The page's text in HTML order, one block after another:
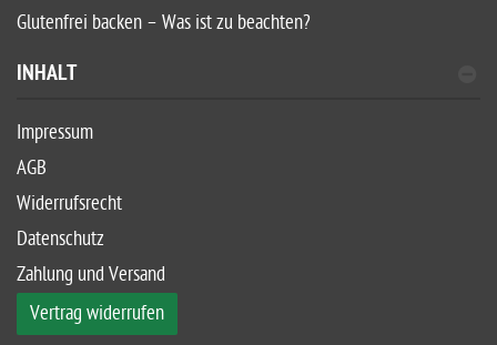
Glutenfrei backen – Was ist zu beachten?
INHALT
Impressum
AGB
Widerrufsrecht
Datenschutz
Zahlung und Versand
Vertrag widerrufen